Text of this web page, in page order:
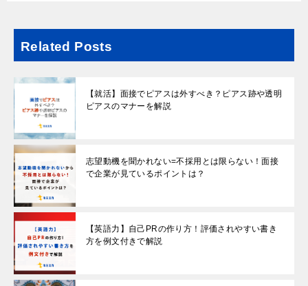
Related Posts
【就活】面接でピアスは外すべき？ピアス跡や透明
ピアスのマナーを解説
志望動機を聞かれない=不採用とは限らない！面接
で企業が見ているポイントは？
【英語力】自己PRの作り方！評価されやすい書き
方を例文付きで解説